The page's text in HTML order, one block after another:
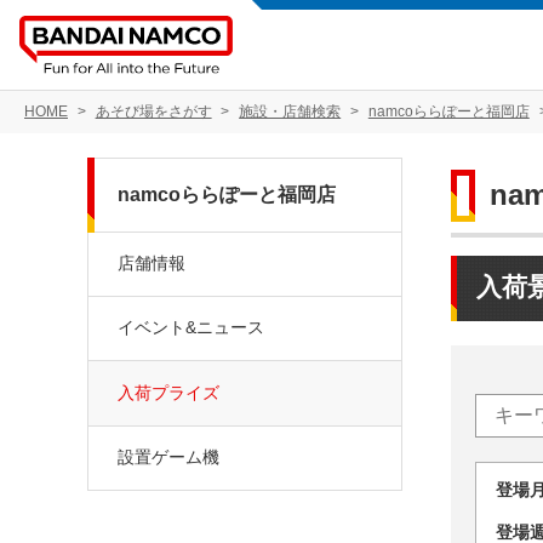
HOME あそび場をさがす 施設・店舗検索 namcoららぽーと福岡店
入荷
登
登
namcoららぽーと福岡店
店舗情報
イベント&ニュース
入荷プライズ
設置ゲーム機